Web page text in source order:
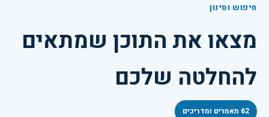
חיפוש וסינון
מצאו את התוכן שמתאים
להחלטה שלכם
62 מאמרים ומדריכים